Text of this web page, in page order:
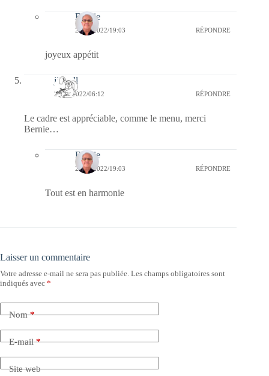
Bernie
21/07/2022/19:03 RÉPONDRE
joyeux appétit
jill bill
21/07/2022/06:12 RÉPONDRE
Le cadre est appréciable, comme le menu, merci
Bernie…
Bernie
21/07/2022/19:03 RÉPONDRE
Tout est en harmonie
Laisser un commentaire
Votre adresse e-mail ne sera pas publiée. Les champs obligatoires sont
indiqués avec *
Nom*
E-mail*
Site web